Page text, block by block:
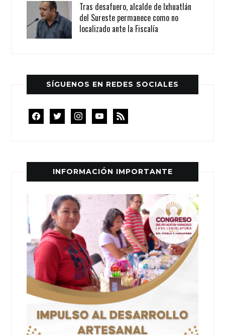
Tras desafuero, alcalde de Ixhuatlán
del Sureste permanece como no
localizado ante la Fiscalía
SÍGUENOS EN REDES SOCIALES
facebooktwitterinstagramyoutube
rss
INFORMACIÓN IMPORTANTE